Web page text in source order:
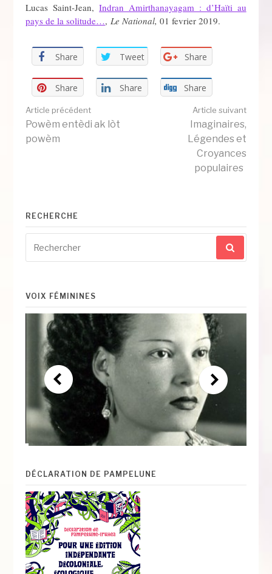
Lucas Saint-Jean,Indran Amirthanayagam : d’Haïti au
pays de la solitude…, Le National,01 fevrier 2019.
Share Tweet Share
Share Share Share
Lire
Article précédent
Powèm entèdi ak lòt
powèm
Article suivant
Imaginaires,
Légendes et
Croyances
populaires
RECHERCHE
pour
:
VOIX FÉMININES
DÉCLARATION DE PAMPELUNE